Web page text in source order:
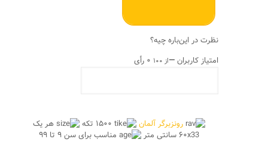
نظرت در این‌باره چیه؟
امتیاز کاربران—از ۱۰۰ ۰ رأی
رونزبرگر آلمان
هر یک
۶۰x33 سانتی متر
مناسب برای سن ۹ تا ۹۹